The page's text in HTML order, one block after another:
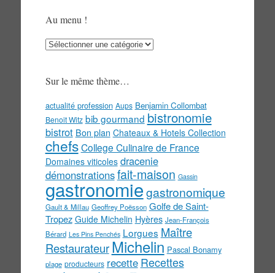
Au menu !
Au
Sur le même thème…
actualité profession Aups Benjamin Collombat
Benoit Witz bib gourmand bistronomie
bistrot Bon plan Chateaux & Hotels Collection
chefs College Culinaire de France
Domaines viticoles dracenie
démonstrationsfait-maison Gassin
gastronomiegastronomique
Gault & Millau Geoffrey Poësson Golfe de Saint-
Tropez Guide Michelin Hyères Jean-François
Bérard Les Pins Penchés Lorgues Maître
Restaurateur Michelin Pascal Bonamy
plage producteurs recette Recettes